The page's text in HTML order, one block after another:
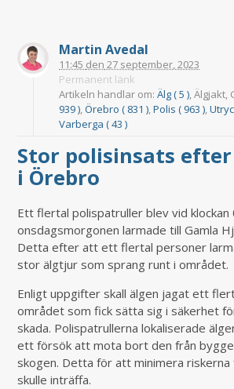
Martin Avedal
11:45 den 27 september, 2023
Permanent länk
Artikeln handlar om:Älg ( 5 ), Älgjakt,
939 ),Örebro ( 831 ),Polis ( 963 ),
Varberga ( 43 )
Stor polisinsats
i Örebro
Ett flertal polispatruller blev vid klockan
onsdagsmorgonen larmade till Gamla
Detta efter att ett flertal personer
stor älgtjur som sprang runt i området.
Enligt uppgifter skall älgen jagat ett
området som fick sätta sig i säkerhet
skada. Polispatrullerna lokaliserade
ett försök att mota bort den från
skogen. Detta för att minimera
skulle inträffa.